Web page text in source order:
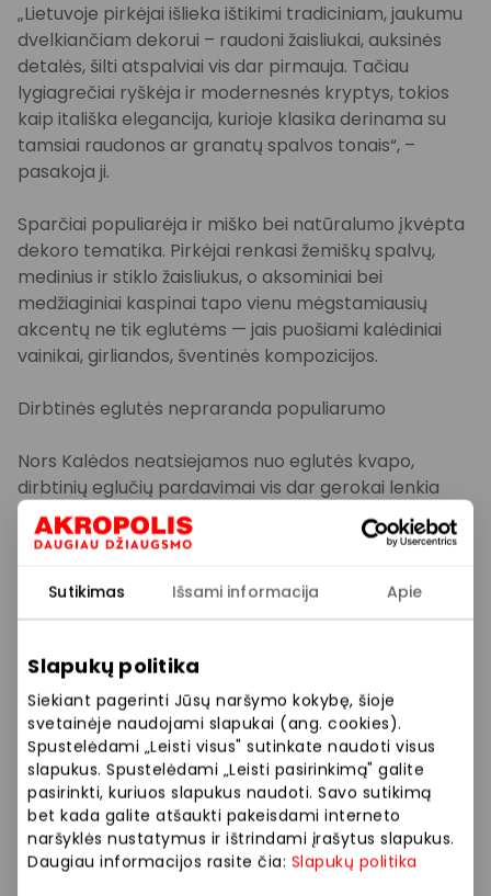
Sutikimas Išsami informacija Apie
Slapukų politika
Siekiant pagerinti Jūsų naršymo kokybę, šioje
svetainėje naudojami slapukai (ang. cookies).
Spustelėdami „Leisti visus" sutinkate naudoti visus
slapukus. Spustelėdami „Leisti pasirinkimą" galite
pasirinkti, kuriuos slapukus naudoti. Savo sutikimą
bet kada galite atšaukti pakeisdami interneto
naršyklės nustatymus ir ištrindami įrašytus slapukus.
Daugiau informacijos rasite čia: Slapukų politika
„Lietuvoje pirkėjai išlieka ištikimi tradiciniam, jaukumu
dvelkiančiam dekorui – raudoni žaisliukai, auksinės
detalės, šilti atspalviai vis dar pirmauja. Tačiau
lygiagrečiai ryškėja ir modernesnės kryptys, tokios
kaip itališka elegancija, kurioje klasika derinama su
tamsiai raudonos ar granatų spalvos tonais“, –
pasakoja ji.
Sparčiai populiarėja ir miško bei natūralumo įkvėpta
dekoro tematika. Pirkėjai renkasi žemiškų spalvų,
medinius ir stiklo žaisliukus, o aksominiai bei
medžiaginiai kaspinai tapo vienu mėgstamiausių
akcentų ne tik eglutėms — jais puošiami kalėdiniai
vainikai, girliandos, šventinės kompozicijos.
Dirbtinės eglutės nepraranda populiarumo
Nors Kalėdos neatsiejamos nuo eglutės kvapo,
dirbtinių eglučių pardavimai vis dar gerokai lenkia
kirstų ar vazonuose parduodamų gyvų eglučių.
dirbtines eglutes – itin populiarios 3 metrų aukščio
eglutės. Vis dėlto populiariausias variantas – 210 cm
Petrulevičė. Pasak jos, lapkričio viduryje startavusi
„Eglučių mugė“ šalia „Ermitažo“ kasdien sulaukia vis
gausesnio pirkėjų būrio.
Gyvų eglučių kategorijoje perkamiausios išlieka
kirstos, ypač kaukaziniai kėniai, kurių kaina prasideda
nuo 9,99 Eur. Pirkėjai taip pat domisi ir vazoninėmis
eglutėmis, nors jų parduodama kiek mažiau. Kartu